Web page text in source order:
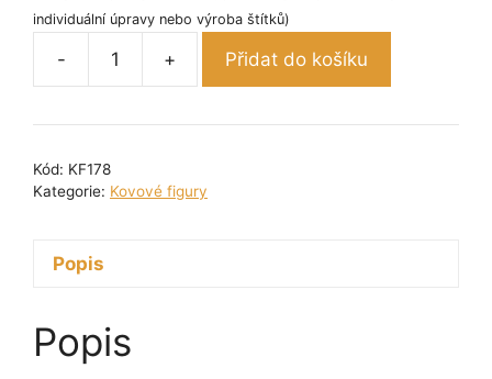
individuální úpravy nebo výroba štítků)
-
Kovová
-
+ Přidat do košíku
Kód: KF178
Kategorie: Kovové figury
Popis
Popis